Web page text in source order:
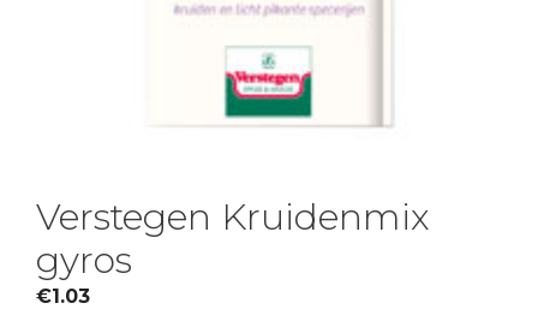
Verstegen Kruidenmix
gyros
€1.03